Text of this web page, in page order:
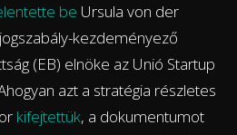
be Ursula von der
kezdeményező
(EB) elnöke az Unió Startup
azt a stratégia részletes
kifejtettük, a dokumentumot